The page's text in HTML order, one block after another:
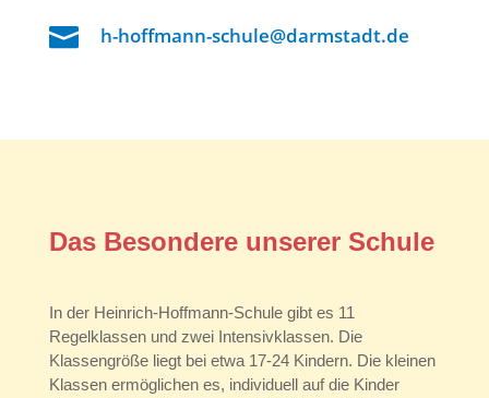
 h-hoffmann-schule@darmstadt.de
Das Besondere unserer Schule
In der Heinrich-Hoffmann-Schule gibt es 11
Regelklassen und zwei Intensivklassen. Die
Klassengröße liegt bei etwa 17-24 Kindern. Die kleinen
Klassen ermöglichen es, individuell auf die Kinder